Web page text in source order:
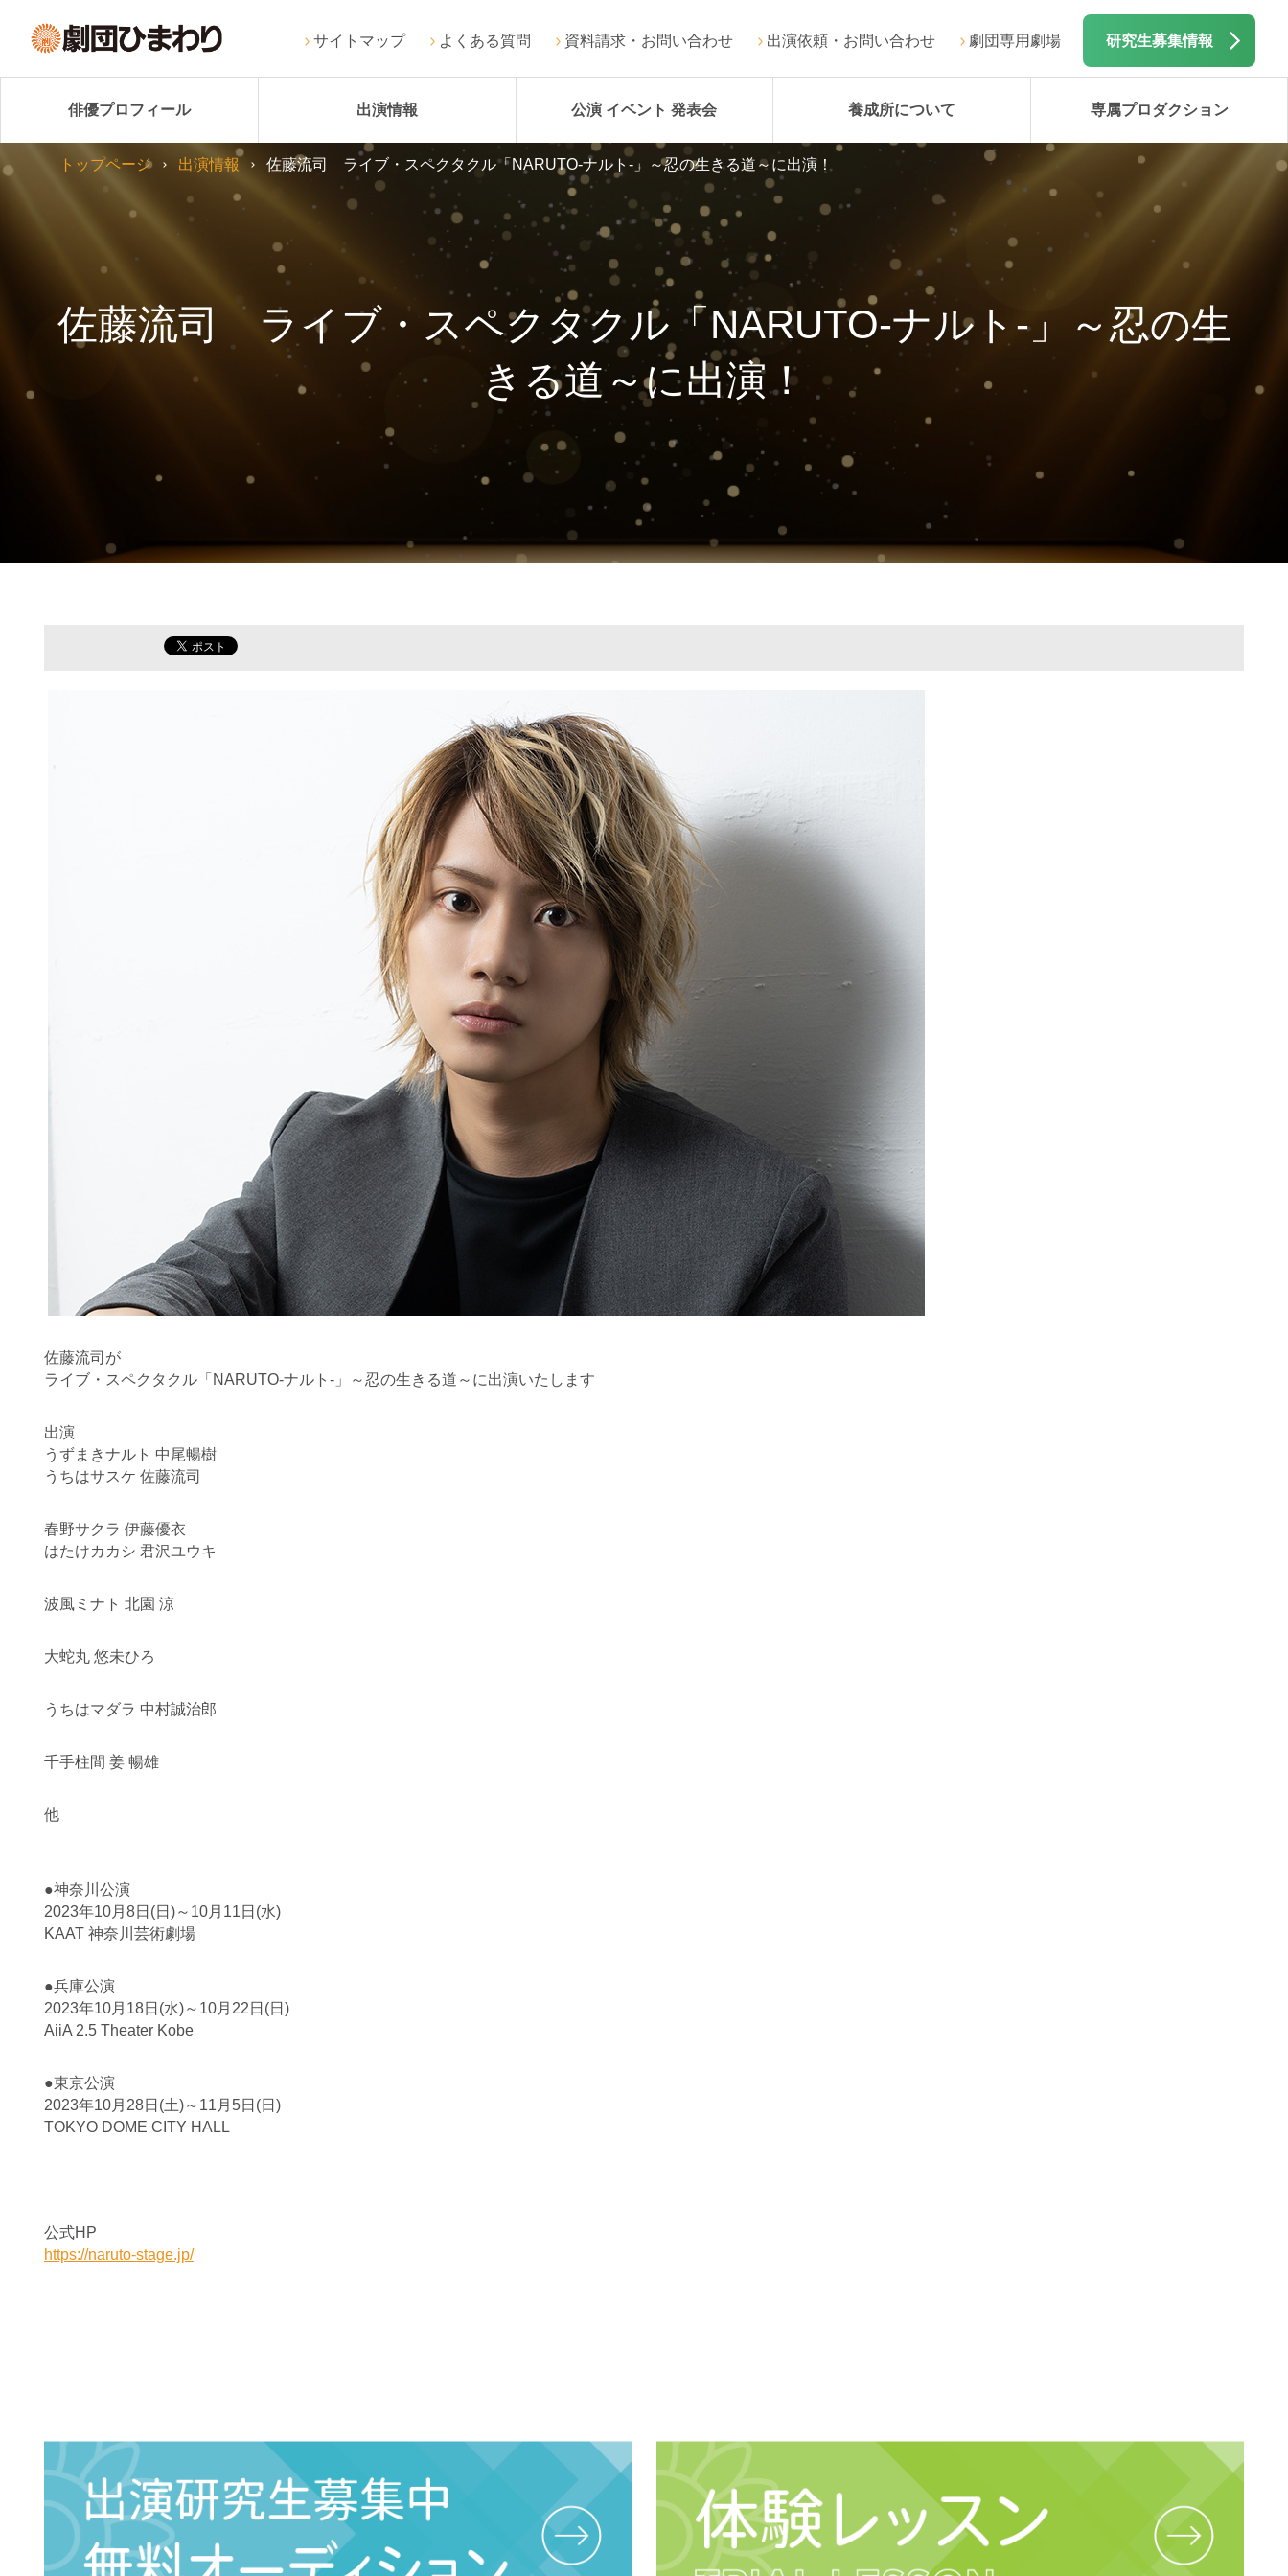
サイトマップ よくある質問 資料請求・お問い合わせ 出演依頼・お問い合わせ 劇団専用劇場 研究生募集情報
俳優プロフィール 出演情報 公演 イベント 発表会 養成所について 専属プロダクション
佐藤流司 ライブ・スペクタクル「NARUTO-ナルト-」～忍の生
きる道～に出演！
トップページ 出演情報 佐藤流司 ライブ・スペクタクル「NARUTO-ナルト-」～忍の生きる道～に出演！
佐藤流司が
ライブ・スペクタクル「NARUTO-ナルト-」～忍の生きる道～に出演いたします
出演
うずまきナルト 中尾暢樹
うちはサスケ 佐藤流司
春野サクラ 伊藤優衣
はたけカカシ 君沢ユウキ
波風ミナト 北園 涼
大蛇丸 悠未ひろ
うちはマダラ 中村誠治郎
千手柱間 姜 暢雄
他
●神奈川公演
2023年10月8日(日)～10月11日(水)
KAAT 神奈川芸術劇場
●兵庫公演
2023年10月18日(水)～10月22日(日)
AiiA 2.5 Theater Kobe
●東京公演
2023年10月28日(土)～11月5日(日)
TOKYO DOME CITY HALL
公式HP
https://naruto-stage.jp/